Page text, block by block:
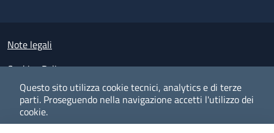
Questo sito utilizza cookie tecnici, analytics e di terze
parti. Proseguendo nella navigazione accetti l'utilizzo dei
cookie.
Small prints
Note legali
Cookies Policy
Policy privacy e protezione del dato personale
Albo pretorio on-line